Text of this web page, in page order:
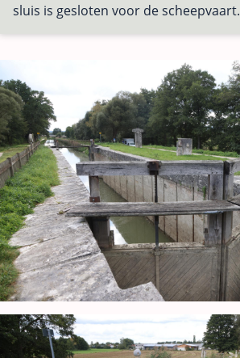
sluis is gesloten voor de scheepvaart.